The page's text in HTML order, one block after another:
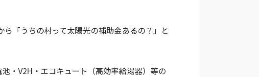
37NZ1K
「うちの村って太陽光の補助金あるの？」と
・V2H・エコキュート（高効率給湯器）等の